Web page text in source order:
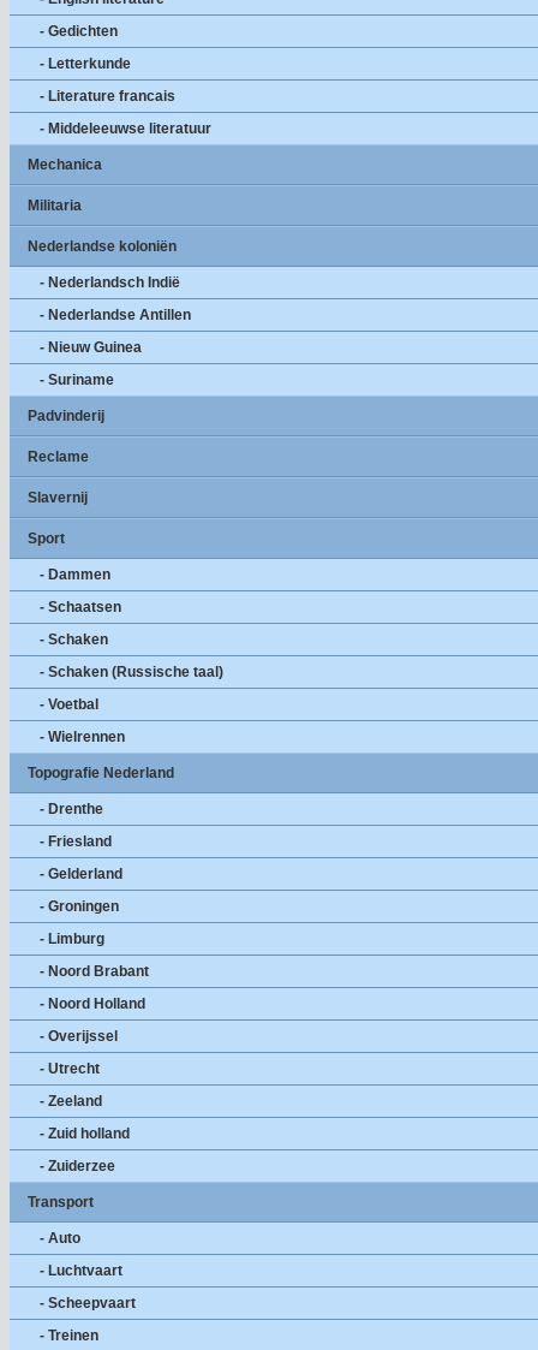
- Gedichten
- Letterkunde
- Literature francais
- Middeleeuwse literatuur
Mechanica
Militaria
Nederlandse koloniën
- Nederlandsch Indië
- Nederlandse Antillen
- Nieuw Guinea
- Suriname
Padvinderij
Reclame
Slavernij
Sport
- Dammen
- Schaatsen
- Schaken
- Schaken (Russische taal)
- Voetbal
- Wielrennen
Topografie Nederland
- Drenthe
- Friesland
- Gelderland
- Groningen
- Limburg
- Noord Brabant
- Noord Holland
- Overijssel
- Utrecht
- Zeeland
- Zuid holland
- Zuiderzee
Transport
- Auto
- Luchtvaart
- Scheepvaart
- Treinen